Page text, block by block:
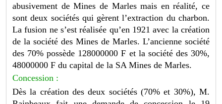
abusivement de Mines de Marles mais en réalité, ce
sont deux sociétés qui gèrent l’extraction du charbon.
La fusion ne s’est réalisée qu’en 1921 avec la création
de la société des Mines de Marles. L’ancienne société
des 70% possède 128000000 F et la société des 30%,
48000000 F du capital de la SA Mines de Marles.
Concession :
Dès la création des deux sociétés (70% et 30%), M.